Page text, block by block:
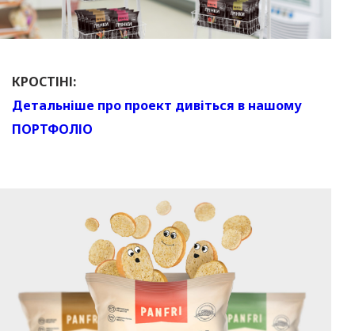
КРОСТІНІ:
Детальніше про проект дивіться в нашому
ПОРТФОЛІО